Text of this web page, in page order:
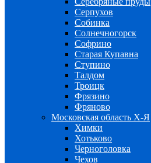
Серпухов
Собинка
Солнечногорск
Софрино
Старая Купавна
Ступино
Талдом
Троицк
Фрязино
Фряново
Московская область Х-Я
Химки
Хотьково
Черноголовка
Чехов